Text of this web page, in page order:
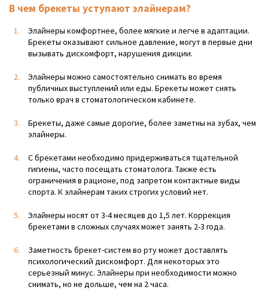
В чем брекеты уступают элайнерам?
Элайнеры комфортнее, более мягкие и легче в адаптации.
Брекеты оказывают сильное давление, могут в первые дни
вызывать дискомфорт, нарушения дикции.
Элайнеры можно самостоятельно снимать во время
публичных выступлений или еды. Брекеты может снять
только врач в стоматологическом кабинете.
Брекеты, даже самые дорогие, более заметны на зубах, чем
элайнеры.
С брекетами необходимо придерживаться тщательной
гигиены, часто посещать стоматолога. Также есть
ограничения в рационе, под запретом контактные виды
спорта. К элайнерам таких строгих условий нет.
Элайнеры носят от 3-4 месяцев до 1,5 лет. Коррекция
брекетами в сложных случаях может занять 2-3 года.
Заметность брекет-систем во рту может доставлять
психологический дискомфорт. Для некоторых это
серьезный минус. Элайнеры при необходимости можно
снимать, но не дольше, чем на 2 часа.